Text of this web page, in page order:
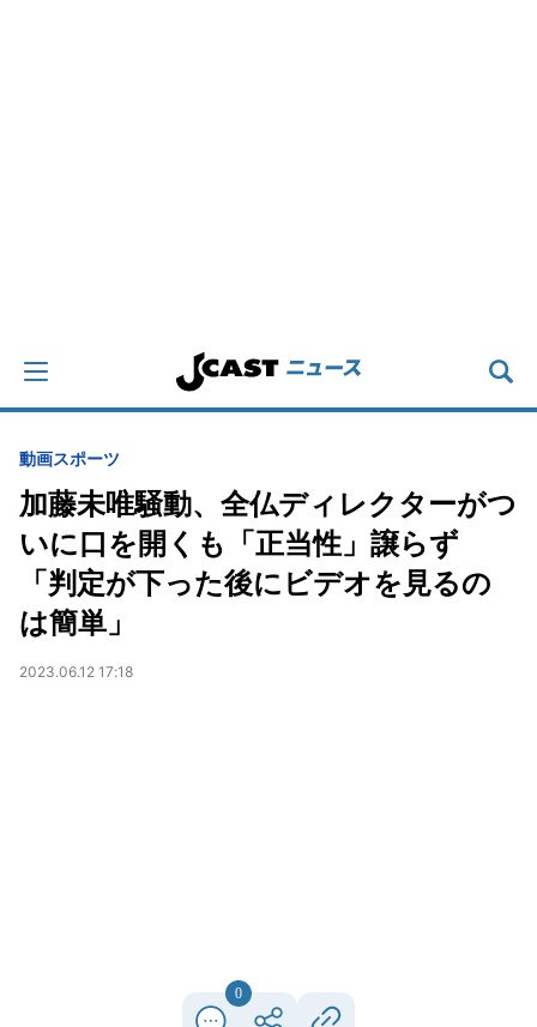
動画スポーツ
加藤未唯騒動、全仏ディレクターがつ
いに口を開くも「正当性」譲らず
「判定が下った後にビデオを見るの
は簡単」
2023.06.12 17:18
0